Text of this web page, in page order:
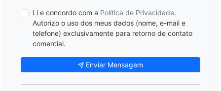
Li e concordo com a Política de Privacidade.
Autorizo o uso dos meus dados (nome, e-mail e
telefone) exclusivamente para retorno de contato
comercial.
Enviar Mensagem